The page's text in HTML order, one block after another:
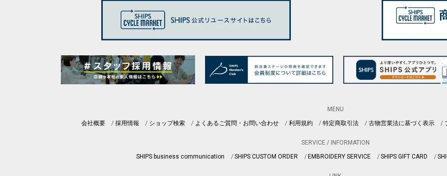
MENU
会社概要
採用情報 ショップ検索 よくあるご質問・お問い合わせ 利用規約 特定商取引法 古物営業法に基づく表示
SERVICE / INFORMATION
SHIPS business communication
SHIPS CUSTOM ORDER EMBROIDERY SERVICE SHIPS GIFT CARD